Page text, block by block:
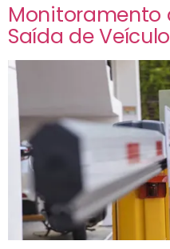
Monitoramento
Saída de